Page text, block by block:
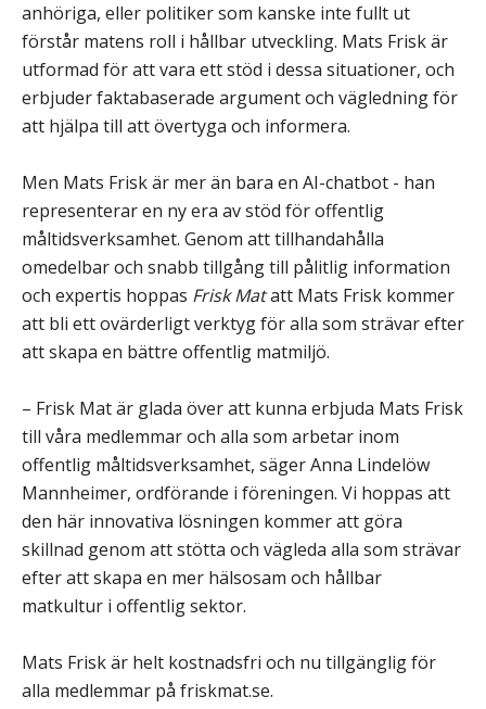
anhöriga, eller politiker som kanske inte fullt ut
förstår matens roll i hållbar utveckling. Mats Frisk är
utformad för att vara ett stöd i dessa situationer, och
erbjuder faktabaserade argument och vägledning för
att hjälpa till att övertyga och informera.
Men Mats Frisk är mer än bara en AI-chatbot - han
representerar en ny era av stöd för offentlig
måltidsverksamhet. Genom att tillhandahålla
omedelbar och snabb tillgång till pålitlig information
och expertis hoppas Frisk Matatt Mats Frisk kommer
att bli ett ovärderligt verktyg för alla som strävar efter
att skapa en bättre offentlig matmiljö.
– Frisk Mat är glada över att kunna erbjuda Mats Frisk
till våra medlemmar och alla som arbetar inom
offentlig måltidsverksamhet, säger Anna Lindelöw
Mannheimer, ordförande i föreningen. Vi hoppas att
den här innovativa lösningen kommer att göra
skillnad genom att stötta och vägleda alla som strävar
efter att skapa en mer hälsosam och hållbar
matkultur i offentlig sektor.
Mats Frisk är helt kostnadsfri och nu tillgänglig för
alla medlemmar på friskmat.se.